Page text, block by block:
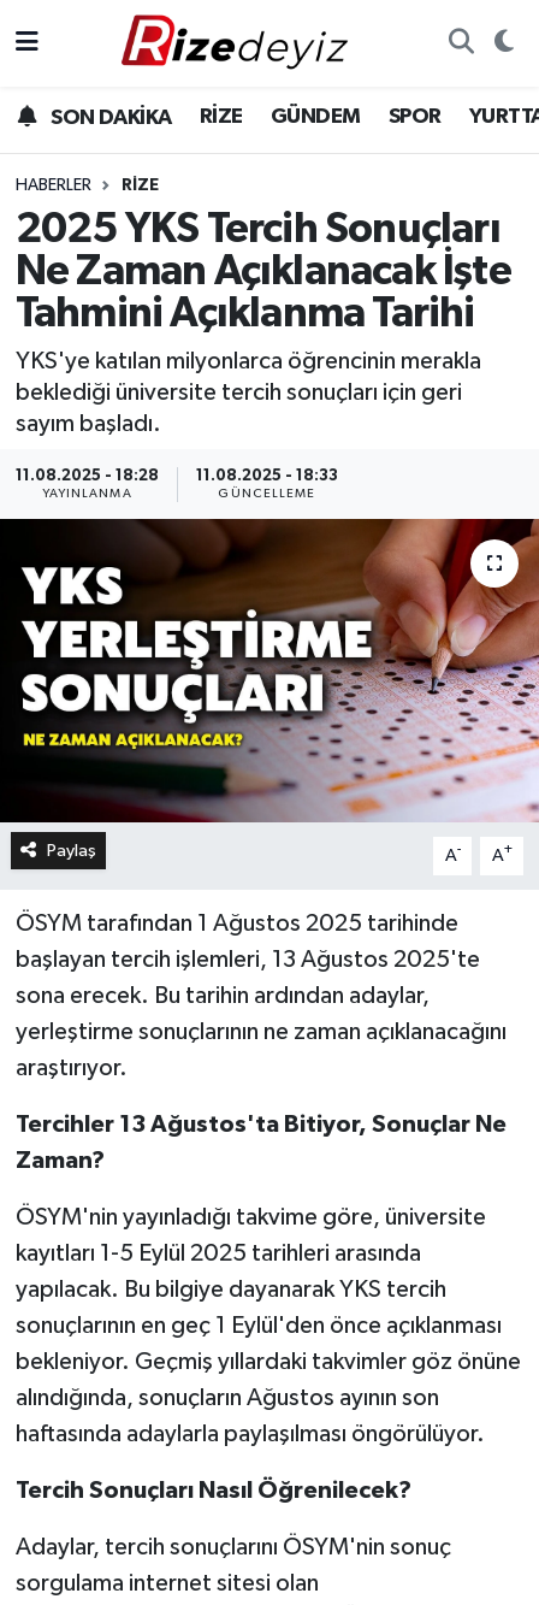
SON DAKİKA RİZE GÜNDEM SPOR
HABERLER RIZE
2025 YKS Tercih Sonuçları
Ne Zaman Açıklanacak İşte
Tahmini Açıklanma Tarihi
YKS'ye katılan milyonlarca öğrencinin merakla
beklediği üniversite tercih sonuçları için geri
sayım başladı.
11.08.2025 - 18:28
YAYINLANMA
11.08.2025 - 18:33
GÜNCELLEME
Paylaş A- A+
ÖSYM tarafından 1 Ağustos 2025 tarihinde
başlayan tercih işlemleri, 13 Ağustos 2025'te
sona erecek. Bu tarihin ardından adaylar,
yerleştirme sonuçlarının ne zaman açıklanacağını
araştırıyor.
Tercihler 13 Ağustos'ta Bitiyor, Sonuçlar Ne
Zaman?
ÖSYM'nin yayınladığı takvime göre, üniversite
kayıtları 1-5 Eylül 2025 tarihleri arasında
yapılacak. Bu bilgiye dayanarak YKS tercih
sonuçlarının en geç 1 Eylül'den önce açıklanması
bekleniyor. Geçmiş yıllardaki takvimler göz önüne
alındığında, sonuçların Ağustos ayının son
haftasında adaylarla paylaşılması öngörülüyor.
Tercih Sonuçları Nasıl Öğrenilecek?
Adaylar, tercih sonuçlarını ÖSYM'nin sonuç
sorgulama internet sitesi olan
Gündem
Yurttan Haberler
Ekonomi
Sağlık
Rize Hava Durumu
Rize Trafik Yoğunluk Haritası
Süper Lig Puan Durumu ve Fikstür
Tüm Manşetler
Son Dakika Haberleri